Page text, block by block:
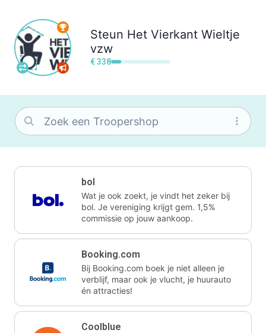
Steun Het Vierkant Wieltje
vzw
€ 338
bol
Wat je ook zoekt, je vindt het zeker bij
bol. Je vereniging krijgt gem. 1,5%
commissie op jouw aankoop.
Booking.com
Bij Booking.com boek je niet alleen je
verblijf, maar ook je vlucht, je huurauto
én attracties!
Coolblue